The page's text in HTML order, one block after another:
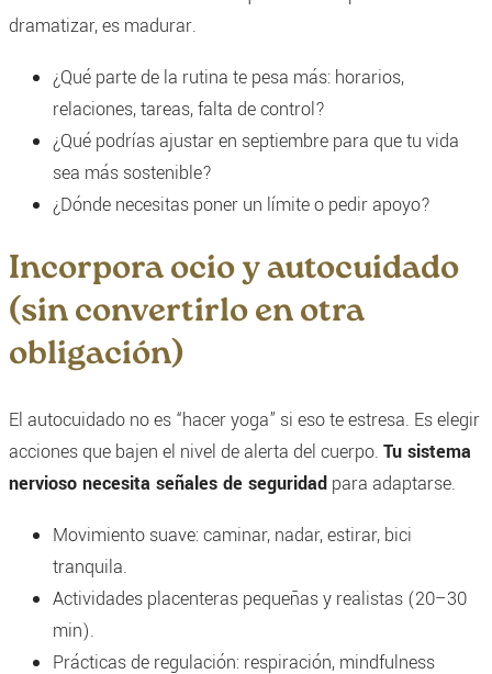
dramatizar, es madurar.
¿Qué parte de la rutina te pesa más: horarios,
relaciones, tareas, falta de control?
¿Qué podrías ajustar en septiembre para que tu vida
sea más sostenible?
¿Dónde necesitas poner un límite o pedir apoyo?
Incorpora ocio y autocuidado
(sin convertirlo en otra
obligación)
El autocuidado no es “hacer yoga” si eso te estresa. Es elegir
acciones que bajen el nivel de alerta del cuerpo. Tu sistema
nervioso necesita señales de seguridad para adaptarse.
Movimiento suave: caminar, nadar, estirar, bici
tranquila.
Actividades placenteras pequeñas y realistas (20–30
min).
Prácticas de regulación: respiración, mindfulness